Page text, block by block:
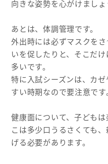
向きな姿勢を心がけましょ
あとは、体調管理です。
外出時には必ずマスクを
いを促したりと、そこだ
多いです。
特に入試シーズンは、カ
すい時期なので要注意です
健康面について、子ども
こは多少口うるさくても
げる必要があります。